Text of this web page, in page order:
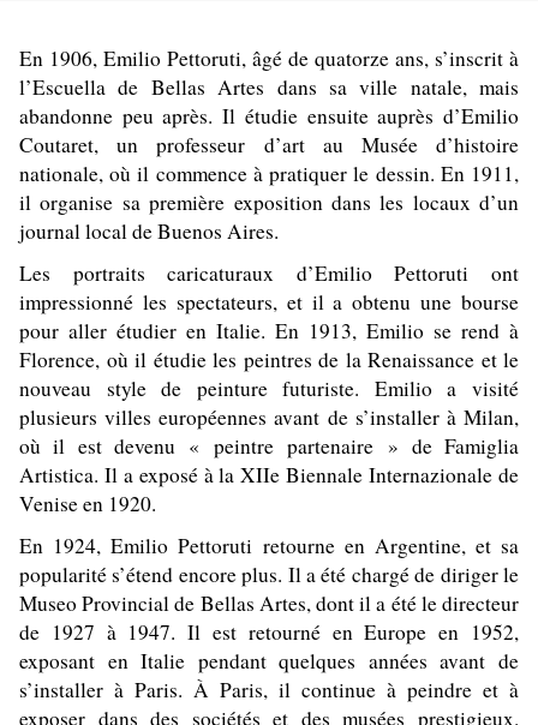
En 1906, Emilio Pettoruti, âgé de quatorze ans, s’inscrit à
l’Escuella de Bellas Artes dans sa ville natale, mais
abandonne peu après. Il étudie ensuite auprès d’Emilio
Coutaret, un professeur d’art au Musée d’histoire
nationale, où il commence à pratiquer le dessin. En 1911,
il organise sa première exposition dans les locaux d’un
journal local de Buenos Aires.
Les portraits caricaturaux d’Emilio Pettoruti ont
impressionné les spectateurs, et il a obtenu une bourse
pour aller étudier en Italie. En 1913, Emilio se rend à
Florence, où il étudie les peintres de la Renaissance et le
nouveau style de peinture futuriste. Emilio a visité
plusieurs villes européennes avant de s’installer à Milan,
où il est devenu « peintre partenaire » de Famiglia
Artistica. Il a exposé à la XIIe Biennale Internazionale de
Venise en 1920.
En 1924, Emilio Pettoruti retourne en Argentine, et sa
popularité s’étend encore plus. Il a été chargé de diriger le
Museo Provincial de Bellas Artes, dont il a été le directeur
de 1927 à 1947. Il est retourné en Europe en 1952,
exposant en Italie pendant quelques années avant de
s’installer à Paris. À Paris, il continue à peindre et à
exposer dans des sociétés et des musées prestigieux.